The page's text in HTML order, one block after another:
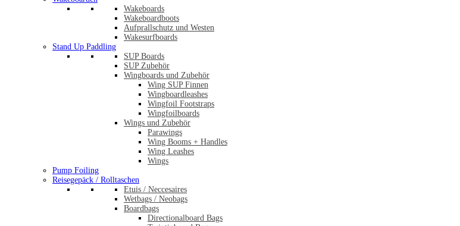
Wakeboards
Wakeboardboots
Aufprallschutz und Westen
Wakesurfboards
Stand Up Paddling
SUP Boards
SUP Zubehör
Wingboards und Zubehör
Wing SUP Finnen
Wingboardleashes
Wingfoil Footstraps
Wingfoilboards
Wings und Zubehör
Parawings
Wing Booms + Handles
Wing Leashes
Wings
Pump Foiling
Reisegepäck / Rolltaschen
Etuis / Neccesaires
Wetbags / Neobags
Boardbags
Directionalboard Bags